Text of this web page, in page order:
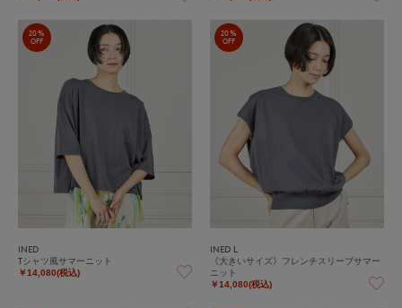
20%
OFF
INED
Tシャツ風サマーニット
￥14,080(税込)
20%
OFF
INED L
《大きいサイズ》フレンチスリーブサマー
ニット
￥14,080(税込)